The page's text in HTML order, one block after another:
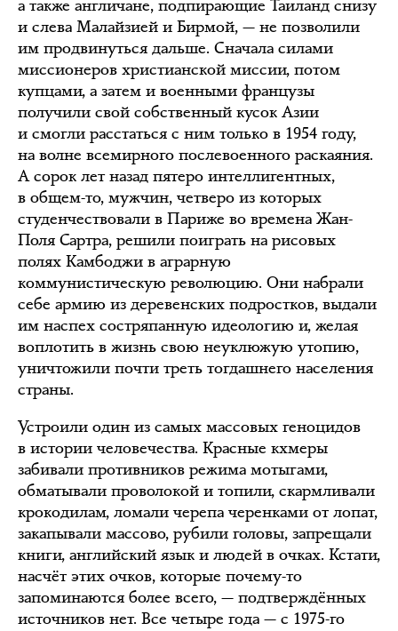
а также англичане, подпирающие Таиланд снизу
и слева Малайзией и Бирмой, — не позволили
им продвинуться дальше. Сначала силами
миссионеров христианской миссии, потом
купцами, а затем и военными французы
получили свой собственный кусок Азии
и смогли расстаться с ним только в 1954 году,
на волне всемирного послевоенного раскаяния.
А сорок лет назад пятеро интеллигентных,
в общем-то, мужчин, четверо из которых
студенчествовали в Париже во времена Жан-
Поля Сартра, решили поиграть на рисовых
полях Камбоджи в аграрную
коммунистическую революцию. Они набрали
себе армию из деревенских подростков, выдали
им наспех состряпанную идеологию и, желая
воплотить в жизнь свою неуклюжую утопию,
уничтожили почти треть тогдашнего населения
страны.
Устроили один из самых массовых геноцидов
в истории человечества. Красные кхмеры
забивали противников режима мотыгами,
обматывали проволокой и топили, скармливали
крокодилам, ломали черепа черенками от лопат,
закапывали массово, рубили головы, запрещали
книги, английский язык и людей в очках. Кстати,
насчёт этих очков, которые почему-то
запоминаются более всего, — подтверждённых
источников нет. Все четыре года — с 1975-го